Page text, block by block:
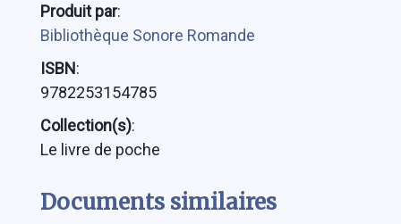
Produit par:
Bibliothèque Sonore Romande
ISBN:
9782253154785
Collection(s):
Le livre de poche
Documents similaires